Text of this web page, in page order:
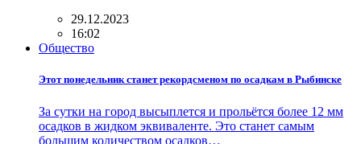
29.12.2023
16:02
Общество
Этот понедельник станет рекордсменом по осадкам в Рыбинске
За сутки на город высыплется и прольётся более 12 мм
осадков в жидком эквиваленте. Это станет самым
большим количеством осадков…